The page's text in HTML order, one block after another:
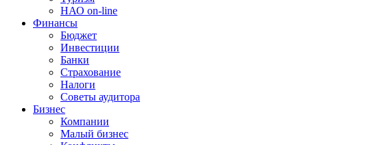
НАО on-line
Финансы
Бюджет
Инвестиции
Банки
Страхование
Налоги
Советы аудитора
Бизнес
Компании
Малый бизнес